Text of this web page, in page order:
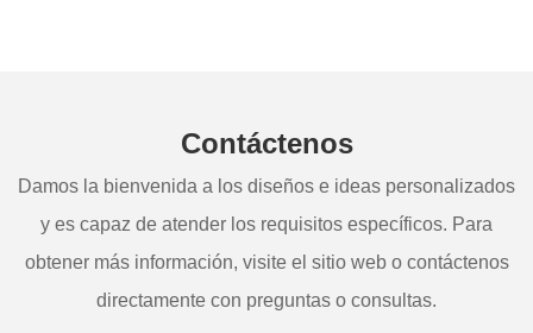
Contáctenos
Damos la bienvenida a los diseños e ideas personalizados
y es capaz de atender los requisitos específicos. Para
obtener más información, visite el sitio web o contáctenos
directamente con preguntas o consultas.